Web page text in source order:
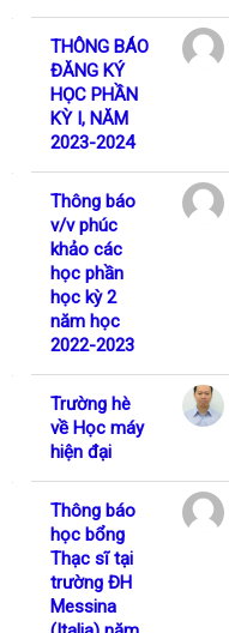
THÔNG BÁO
ĐĂNG KÝ
HỌC PHẦN
KỲ I, NĂM
2023-2024
Thông báo
v/v phúc
khảo các
học phần
học kỳ 2
năm học
2022-2023
Trường hè
về Học máy
hiện đại
Thông báo
học bổng
Thạc sĩ tại
trường ĐH
Messina